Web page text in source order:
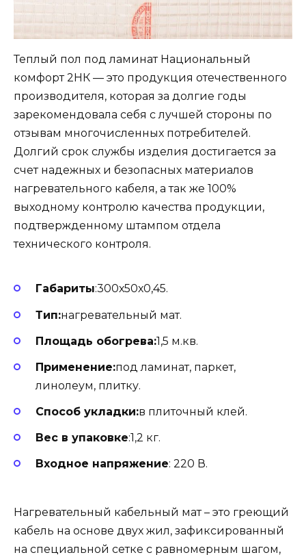
Теплый пол под ламинат Национальный
комфорт 2НК — это продукция отечественного
производителя, которая за долгие годы
зарекомендовала себя с лучшей стороны по
отзывам многочисленных потребителей.
Долгий срок службы изделия достигается за
счет надежных и безопасных материалов
нагревательного кабеля, а так же 100%
выходному контролю качества продукции,
подтвержденному штампом отдела
технического контроля.
Габариты:300х50х0,45.
Тип:нагревательный мат.
Площадь обогрева:1,5 м.кв.
Применение:под ламинат, паркет,
линолеум, плитку.
Способ укладки:в плиточный клей.
Вес в упаковке:1,2 кг.
Входное напряжение: 220 В.
Нагревательный кабельный мат – это греющий
кабель на основе двух жил, зафиксированный
на специальной сетке с равномерным шагом,